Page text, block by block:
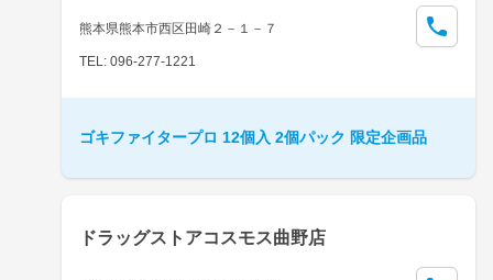
熊本県熊本市西区田崎２－１－７
TEL: 096-277-1221
ゴキファイタープロ 12個入 2個パック 限定企画品
ドラッグストアコスモス曲野店